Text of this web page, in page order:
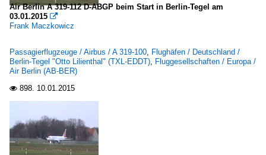
Air Berlin A 319-112 D-ABGP beim Start in Berlin-Tegel am
03.01.2015 
Frank Maczkowicz
Passagierflugzeuge / Airbus / A 319-100, Flughäfen / Deutschland /
Berlin-Tegel "Otto Lilienthal" (TXL-EDDT), Fluggesellschaften / Europa /
Air Berlin (AB-BER)
 898. 10.01.2015